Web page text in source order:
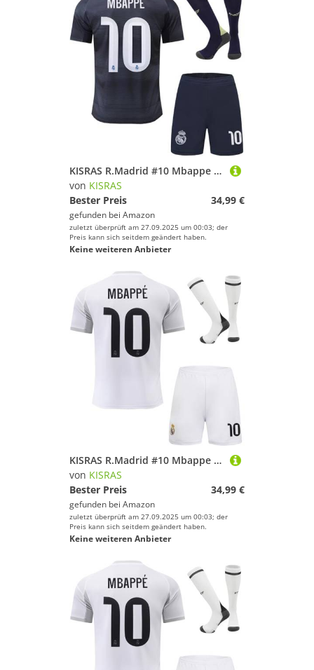
KISRAS R.Madrid #10 Mbappe 2025/2026 Auswärtstrikot Shorts und Socken Kinder und Jugend Größe (Blau,24)
von KISRAS
Bester Preis
34,99 €
gefunden bei Amazon
zuletzt überprüft am 27.09.2025 um 00:03; der
Preis kann sich seitdem geändert haben.
Keine weiteren Anbieter
KISRAS R.Madrid #10 Mbappe 2025/2026 Heim Trikot Shorts und Socken Kinder und Jugend Größe (Weiß,20)
von KISRAS
Bester Preis
34,99 €
gefunden bei Amazon
zuletzt überprüft am 27.09.2025 um 00:03; der
Preis kann sich seitdem geändert haben.
Keine weiteren Anbieter